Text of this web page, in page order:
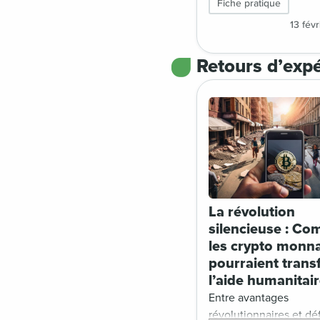
fundraising ? Le
France générosités a
une fiche pratique
Fiche pratique
13
Retours
La révolution
silencieuse :
les crypto
pourraient
l’aide
Entre avantages
révolutionnaires et